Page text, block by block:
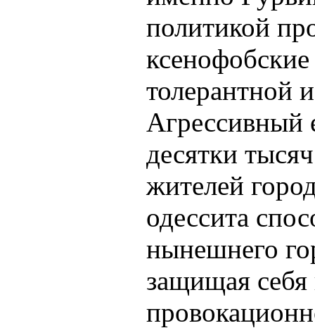
политикой
толерантной
Агрессивный
десятки
жителей
одессита
нынешнего
защищая себя